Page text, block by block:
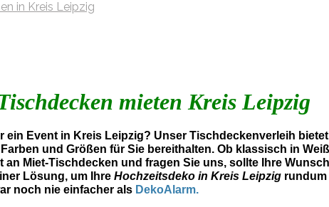
mieten Kreis Leipzig
Event in Kreis Leipzig? Unser Tischdeckenverleih
und Größen für Sie bereithalten. Ob klassisch in
Miet-Tischdecken und fragen Sie uns, sollte Ihre
Lösung, um Ihre Hochzeitsdeko in Kreis Leipzigrundum
noch nie einfacher als DekoAlarm.